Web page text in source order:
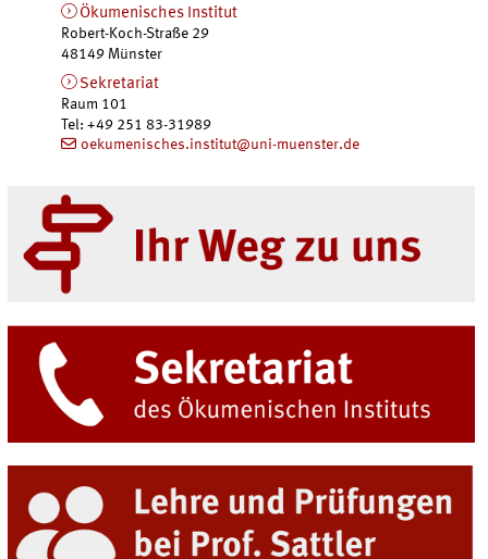
Ökumenisches Institut
Robert-Koch-Straße 29
48149 Münster
Sekretariat
Raum 101
Tel:+49 251 83-31989
oekumenisches.institut@uni-muenster.de